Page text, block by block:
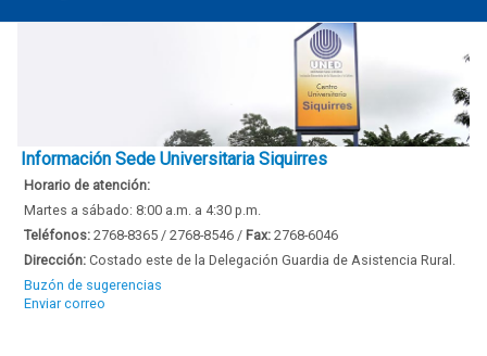
Información Sede Universitaria Siquirres
Horario de atención:
Martes a sábado: 8:00 a.m. a 4:30 p.m.
Teléfonos: 2768-8365 / 2768-8546 / Fax: 2768-6046
Dirección: Costado este de la Delegación Guardia de Asistencia Rural.
Buzón de sugerencias
Enviar correo